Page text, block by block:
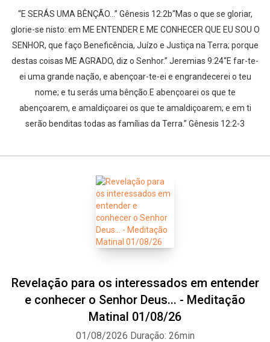
“E SERÁS UMA BÊNÇÃO…” Gênesis 12:2b“Mas o que se gloriar,
glorie-se nisto: em ME ENTENDER E ME CONHECER QUE EU SOU O
SENHOR, que faço Beneficência, Juízo e Justiça na Terra; porque
destas coisas ME AGRADO, diz o Senhor.” Jeremias 9:24“E far-te-
ei uma grande nação, e abençoar-te-ei e engrandecerei o teu
nome; e tu serás uma bênção.E abençoarei os que te
abençoarem, e amaldiçoarei os que te amaldiçoarem; e em ti
serão benditas todas as famílias da Terra.” Gênesis 12:2-3
Revelação para os interessados em entender
e conhecer o Senhor Deus... - Meditação
Matinal 01/08/26
01/08/2026 Duração: 26min